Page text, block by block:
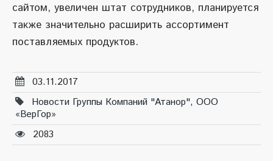
сайтом, увеличен штат сотрудников, планируется
также значительно расширить ассортимент
поставляемых продуктов.
03.11.2017
Новости Группы Компаний "Атанор", ООО
«ВерГор»
2083